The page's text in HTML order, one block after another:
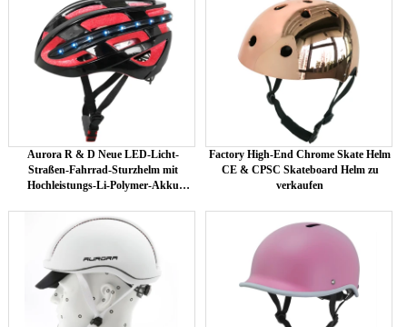
Aurora R & D Neue LED-Licht-
Straßen-Fahrrad-Sturzhelm mit
Hochleistungs-Li-Polymer-Akku
Factory High-End Chrome Skate Helm
CE & CPSC Skateboard Helm zu
verkaufen